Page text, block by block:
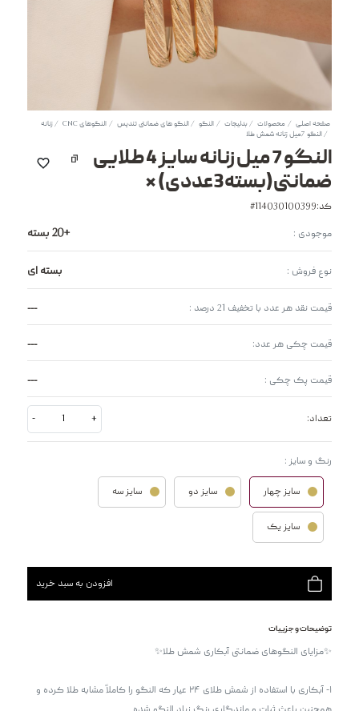
صفحه اصلی محصولات بدلیجات النگو النگو های ضمانتی تندیس النگوهای CNC
زنانه
النگو 7میل زنانه شمش طلا
النگو 7 میل زنانه سایز 4 طلایی
ضمانتی(بسته3عددی) *
کد:114030100399#
موجودی : +20 بسته
نوع فروش : بسته ای
قیمت نقد هر عدد با تخفیف 21 درصد : ---
قیمت چکی هر عدد: ---
قیمت پک چکی : ---
تعداد: +
-
رنگ و سایز :
سایز چهار سایز دو سایز سه
سایز یک
افزودن به سبد خرید
توضیحات و جزییات
✨مزایای النگوهای ضمانتی آبکاری شمش طلا✨
۱- آبکاری با استفاده از شمش طلای ۲۴ عیار که النگو را کاملاً مشابه طلا کرده و